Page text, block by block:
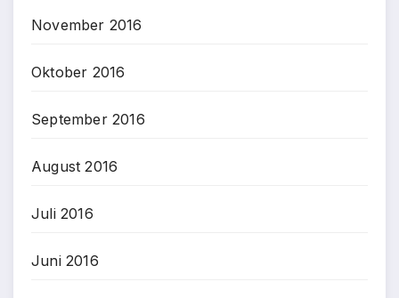
November 2016
Oktober 2016
September 2016
August 2016
Juli 2016
Juni 2016